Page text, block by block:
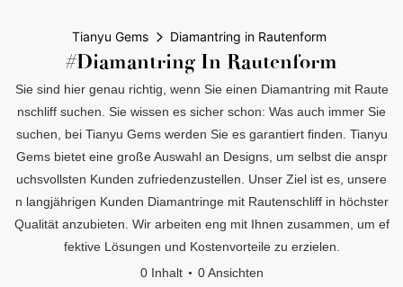
Tianyu Gems Diamantring in Rautenform
#Diamantring In Rautenform
Sie sind hier genau richtig, wenn Sie einen Diamantring mit Raute
nschliff suchen. Sie wissen es sicher schon: Was auch immer Sie
suchen, bei Tianyu Gems werden Sie es garantiert finden. Tianyu
Gems bietet eine große Auswahl an Designs, um selbst die anspr
uchsvollsten Kunden zufriedenzustellen. Unser Ziel ist es, unsere
n langjährigen Kunden Diamantringe mit Rautenschliff in höchster
Qualität anzubieten. Wir arbeiten eng mit Ihnen zusammen, um ef
fektive Lösungen und Kostenvorteile zu erzielen.
0 Inhalt
0 Ansichten